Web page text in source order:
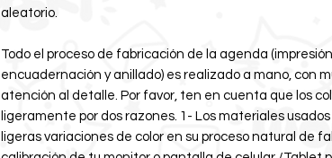
aleatorio.
Todo el proceso de fabricación de la agenda
encuadernación y anillado) es realizado a mano, con
atención al detalle. Por favor, ten en cuenta que los
ligeramente por dos razones. 1- Los materiales
ligeras variaciones de color en su proceso natural de